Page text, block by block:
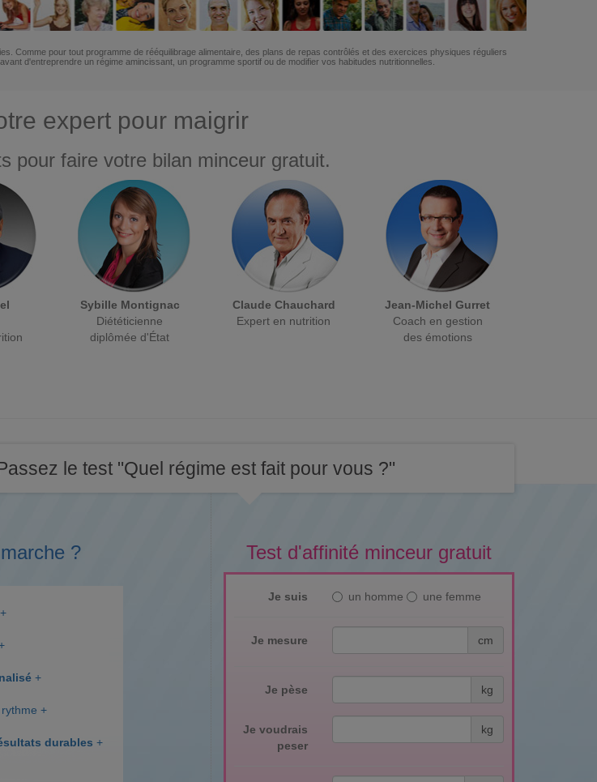
Comme pour tout programme de rééquilibrage alimentaire, des plans de repas contrôlés et des exercices physiques réguliers
d'entreprendre un régime amincissant, un programme sportif ou de modifier vos habitudes nutritionnelles.
expert pour maigrir
pour faire votre bilan minceur gratuit.
Sybille Montignac
Diététicienne
diplômée d'État
Claude Chauchard
Expert en nutrition
Jean-Michel Gurret
Coach en gestion
des émotions
le test "Quel régime est fait pour vous ?"
Test d'affinité minceur gratuit
Je suis un homme une femme
Je mesure cm
Je pèse kg
Je voudrais
peser
kg
?
+
+
+
durables +